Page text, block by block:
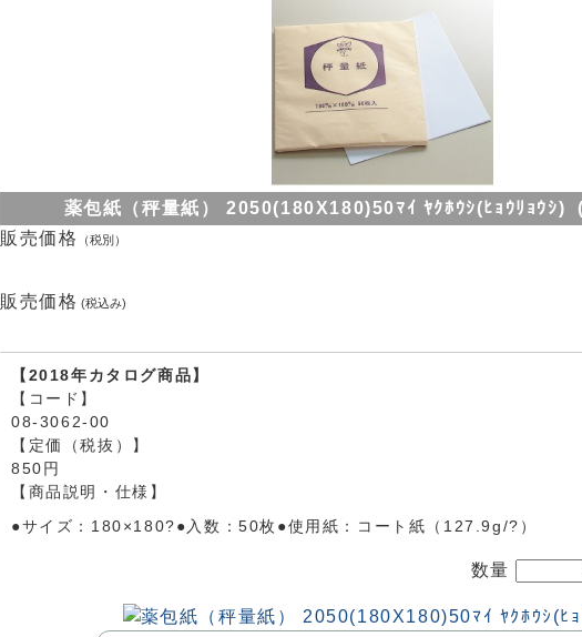
薬包紙（秤量紙） 2050(180X180)50ﾏｲ ﾔｸﾎｳｼ(ﾋｮｳﾘｮｳｼ)
販売価格
（税別）
販売価格 (税込み)
【2018年カタログ商品】
【コード】
08-3062-00
【定価（税抜）】
850円
【商品説明・仕様】
●サイズ：180×180?●入数：50枚●使用紙：コート紙（127.9g/?）
数量